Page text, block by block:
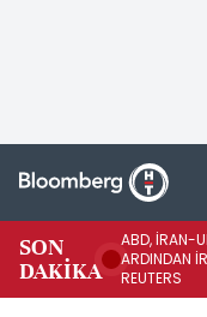
SON
DAKİKA
ABD, İRAN-
ARDINDAN
REUTERS